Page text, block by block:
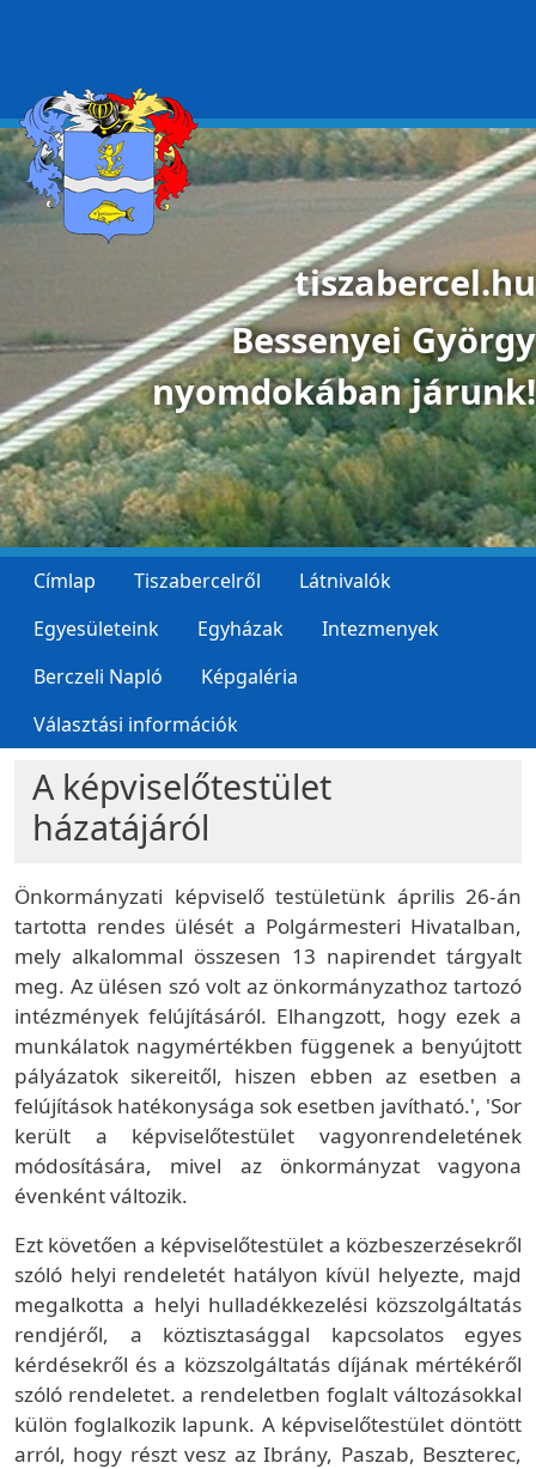
tiszabercel.hu
Bessenyei György
nyomdokában járunk!
Címlap Tiszabercelről
Látnivalók
Egyesületeink
Egyházak
Intezmenyek
Berczeli Napló
Képgaléria
Választási információk
A képviselőtestület
házatájáról
Önkormányzati képviselő testületünk április 26-án
tartotta rendes ülését a Polgármesteri Hivatalban,
mely alkalommal összesen 13 napirendet tárgyalt
meg. Az ülésen szó volt az önkormányzathoz tartozó
intézmények felújításáról. Elhangzott, hogy ezek a
munkálatok nagymértékben függenek a benyújtott
pályázatok sikereitől, hiszen ebben az esetben a
felújítások hatékonysága sok esetben javítható.', 'Sor
került a képviselőtestület vagyonrendeletének
módosítására, mivel az önkormányzat vagyona
évenként változik.
Ezt követően a képviselőtestület a közbeszerzésekről
szóló helyi rendeletét hatályon kívül helyezte, majd
megalkotta a helyi hulladékkezelési közszolgáltatás
rendjéről, a köztisztasággal kapcsolatos egyes
kérdésekről és a közszolgáltatás díjának mértékéről
szóló rendeletet. a rendeletben foglalt változásokkal
külön foglalkozik lapunk. A képviselőtestület döntött
arról, hogy részt vesz az Ibrány, Paszab, Beszterec,